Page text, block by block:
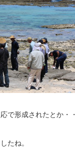
で形成されたとか・
たね。